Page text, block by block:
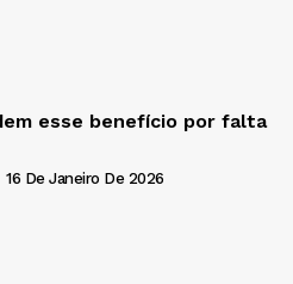
esse benefício por falta
16 De Janeiro De 2026